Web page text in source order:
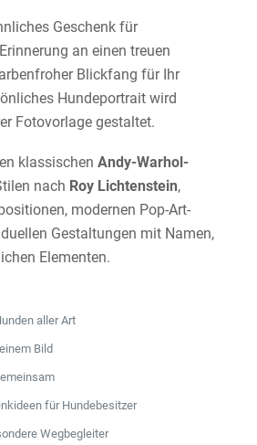
Geschenk für
an einen treuen
Blickfang für Ihr
Hundeportrait wird
Fotovorlage gestaltet.
klassischen Andy-Warhol-
nach Roy Lichtenstein,
modernen Pop-Art-
Gestaltungen mit Namen,
Elementen.
aller Art
Bild
für Hundebesitzer
Wegbegleiter